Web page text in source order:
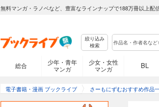
無料マンガ・ラノベなど、豊富なラインナップで188万冊以上配
絞り込み
検索
総合
少年・青年
マンガ
少女・女性
マンガ
BL
電子書籍・漫画 ブックライブ さーもにずむおすすめ作品